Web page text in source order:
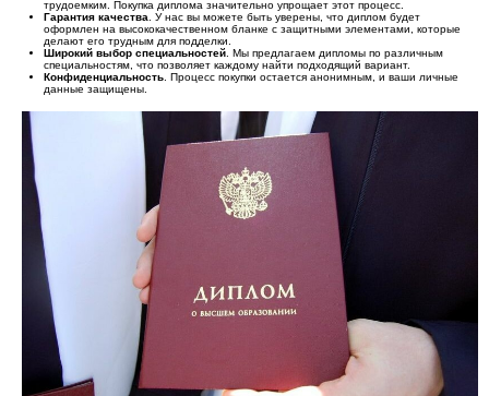
трудоемким. Покупка диплома значительно упрощает этот процесс.
Гарантия качества . У нас вы можете быть уверены, что диплом будет
оформлен на высококачественном бланке с защитными элементами, которые
делают его трудным для подделки.
Широкий выбор специальностей . Мы предлагаем дипломы по различным
специальностям, что позволяет каждому найти подходящий вариант.
Конфиденциальность . Процесс покупки остается анонимным, и ваши личные
данные защищены.